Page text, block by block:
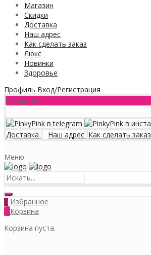
Магазин
Скидки
Доставка
Наш адрес
Как сделать заказ
Люкс
Новинки
Здоровье
Профиль Вход/Регистрация
Новости
Доставка Наш адрес Как сделать заказ
Меню
0 Избранное
0 Корзина
Корзина пуста.